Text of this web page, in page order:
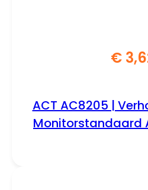
€
ACT AC8205 |
Monitorstandaard